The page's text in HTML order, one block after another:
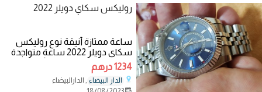
روليكس سكاي دويلر 2022
ساعة ممتازة أنيقة نوع روليكس
سكاي دويلر 2022 ساعة متواجدة
عندي للبيع لمن يهمه الأمر يتواصل
على
1234 درهم
الدار البيضاء , الدارالبيضاء